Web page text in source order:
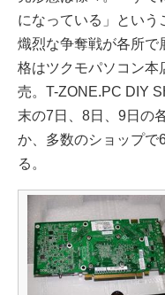
になっている」という
熾烈な争奪戦が各所で
格はツクモパソコン本
売。T-ZONE.PC DIY
末の7日、8日、9日の
か、多数のショップで
る。